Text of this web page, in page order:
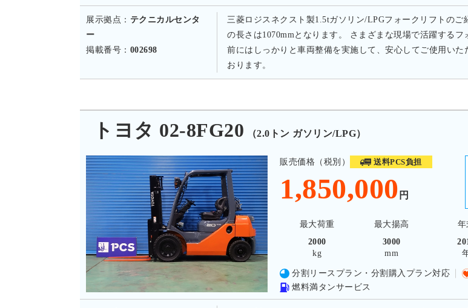
展示拠点： テクニカルセンタ
ー
掲載番号： 002698
三菱ロジスネクスト製1.5tガソリン/LPGフォークリフトの
の長さは1070mmとなります。 さまざまな現場で活躍する
前にはしっかりと車両整備を実施して、安心してご使用い
おります。
トヨタ 02-8FG20 （2.0トン ガソリン/LPG）
販売価格（税別） 送料PCS負担
1,850,000 円
最大荷重 最大揚高 年
2000
kg
3000
mm
分割リースプラン・分割購入プラン対応
燃料満タンサービス